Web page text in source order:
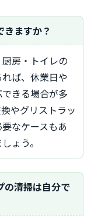
きますか？
ば、休業日や
きる場合が多
やグリストラッ
なケースもあ
ょう。
の清掃は自分で